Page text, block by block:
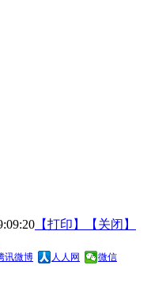
【打印】 【关闭】
讯微博 人人网 微信